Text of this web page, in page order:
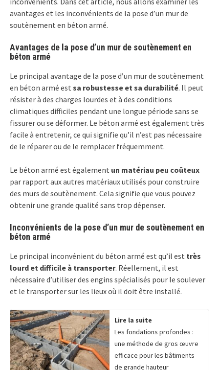
avantages et les inconvénients de la pose d’un mur de
soutènement en béton armé.
Avantages de la pose d’un mur de soutènement en
béton armé
Le principal avantage de la pose d’un mur de soutènement
en béton armé est sa robustesse et sa durabilité. Il peut
résister à des charges lourdes et à des conditions
climatiques difficiles pendant une longue période sans se
fissurer ou se déformer. Le béton armé est également très
facile à entretenir, ce qui signifie qu’il n’est pas nécessaire
de le réparer ou de le remplacer fréquemment.
Le béton armé est également un matériau peu coûteux
par rapport aux autres matériaux utilisés pour construire
des murs de soutènement. Cela signifie que vous pouvez
obtenir une grande qualité sans trop dépenser.
Inconvénients de la pose d’un mur de soutènement en
béton armé
Le principal inconvénient du béton armé est qu’il est très
lourd et difficile à transporter. Réellement, il est
nécessaire d’utiliser des engins spécialisés pour le soulever
et le transporter sur les lieux où il doit être installé.
Lire la suite
Les fondations profondes :
une méthode de gros œuvre
efficace pour les bâtiments
de grande hauteur